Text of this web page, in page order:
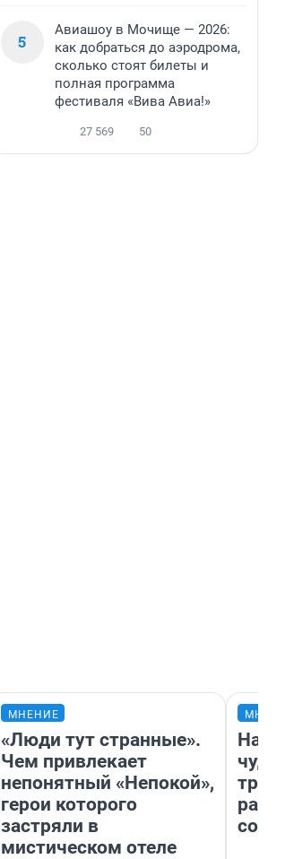
5
Авиашоу в Мочище — 2026:
как добраться до аэродрома,
сколько стоят билеты и
полная программа
фестиваля «Вива Авиа!»
27 569 50
МНЕНИЕ
«Люди тут странные».
Чем привлекает
непонятный «Непокой»,
герои которого
застряли в
мистическом отеле